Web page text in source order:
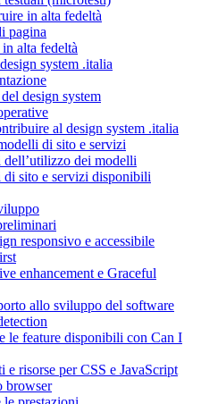
in alta fedeltà
pagina
alta fedeltà
system .italia
design system
al design system .italia
di sito e servizi
dell’utilizzo dei modelli
sito e servizi disponibili
responsivo e accessibile
enhancement e Graceful
allo sviluppo del software
le feature disponibili con Can I
e risorse per CSS e JavaScript
browser